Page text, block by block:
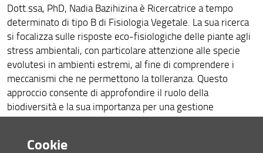
Dott.ssa, PhD, Nadia Bazihizina è Ricercatrice a tempo
determinato di tipo B di Fisiologia Vegetale. La sua ricerca
si focalizza sulle risposte eco-fisiologiche delle piante agli
stress ambientali, con particolare attenzione alle specie
evolutesi in ambienti estremi, al fine di comprendere i
meccanismi che ne permettono la tolleranza. Questo
approccio consente di approfondire il ruolo della
biodiversità e la sua importanza per una gestione
sostenibile delle piante (ed in particolare l'agricoltura).
Giovanni STEFANO
Cookie